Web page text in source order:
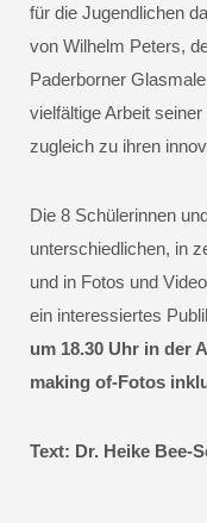
für die Jugendlichen
von Wilhelm Peters,
Paderborner
vielfältige Arbeit
zugleich zu ihren
Die 8 Schülerinnen
unterschiedlichen, in
und in Fotos und
ein interessiertes
um 18.30 Uhr in der
making of-Fotos
Text: Dr. Heike Bee-